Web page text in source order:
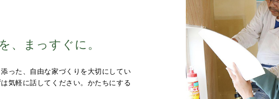
、 まっすぐに。
った、自由な家づくりを大切にしてい
気軽に話してください。かたちにする